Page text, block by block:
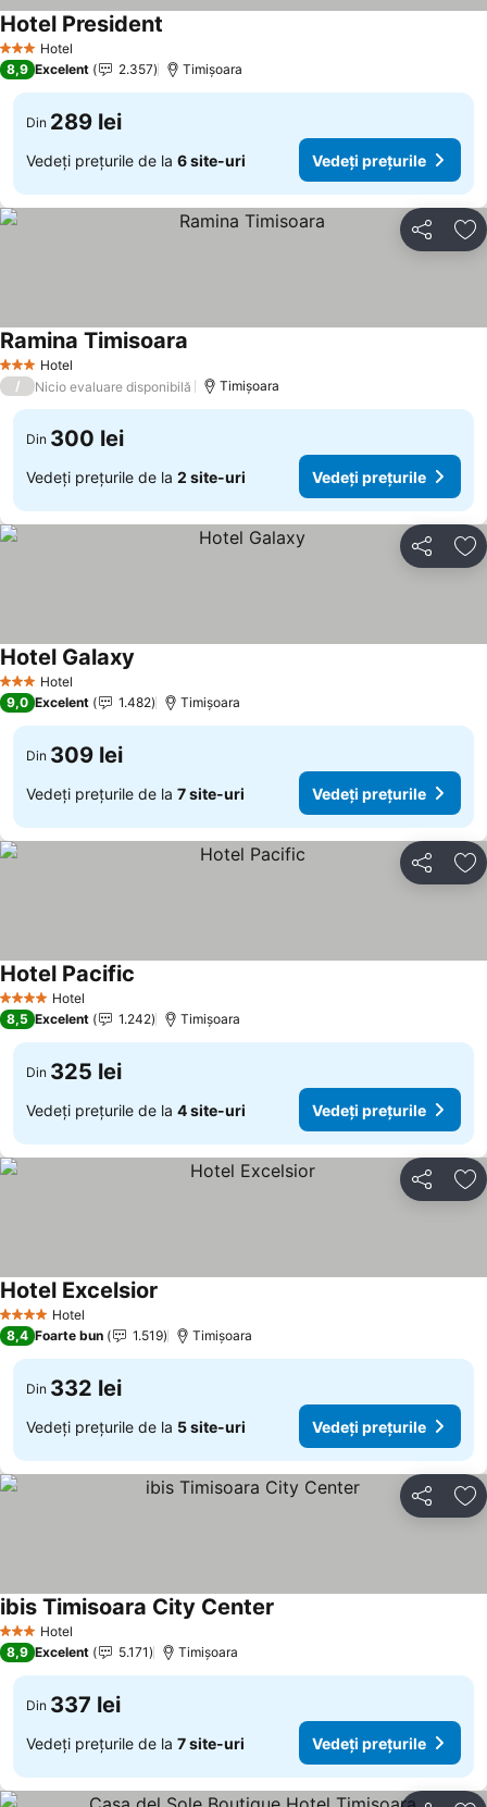
3 SteleHotel
Hotel President
8,9 Excelent 2.357 Timișoara
Din 289 lei
Vedeți prețurile de la 6 site-uri Vedeți prețurile
Distribuiți
3 SteleHotel
Ramina Timisoara
/ Nicio evaluare disponibilă Timișoara
Din 300 lei
Vedeți prețurile de la 2 site-uri Vedeți prețurile
Distribuiți
3 SteleHotel
Hotel Galaxy
9,0 Excelent 1.482 Timișoara
Din 309 lei
Vedeți prețurile de la 7 site-uri Vedeți prețurile
Distribuiți
4 Stele Hotel
Hotel Pacific
8,5 Excelent 1.242 Timișoara
Din 325 lei
Vedeți prețurile de la 4 site-uri Vedeți prețurile
Distribuiți
4 Stele Hotel
Hotel Excelsior
8,4 Foarte bun 1.519 Timișoara
Din 332 lei
Vedeți prețurile de la 5 site-uri Vedeți prețurile
Distribuiți
3 SteleHotel
ibis Timisoara City Center
8,9 Excelent 5.171 Timișoara
Din 337 lei
Vedeți prețurile de la 7 site-uri Vedeți prețurile